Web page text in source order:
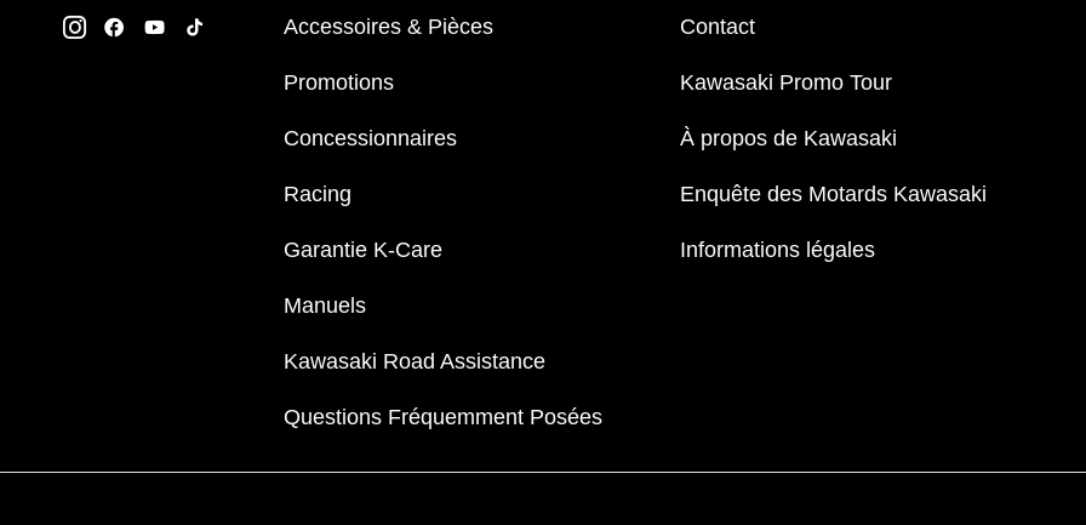
Accessoires & Pièces
Promotions
Concessionnaires
Racing
Garantie K-Care
Manuels
Kawasaki Road Assistance
Questions Fréquemment Posées
Contact
Kawasaki Promo Tour
À propos de Kawasaki
Enquête des Motards Kawasaki
Informations légales